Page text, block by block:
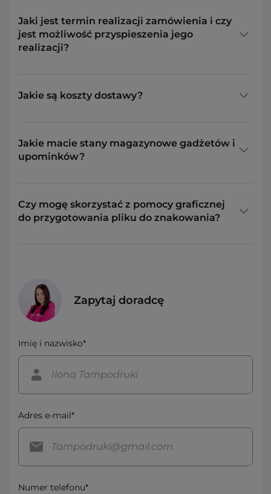
Jaki jest termin realizacji zamówienia i czy
jest możliwość przyspieszenia jego
realizacji?
Jakie są koszty dostawy?
Jakie macie stany magazynowe gadżetów i
upominków?
Czy mogę skorzystać z pomocy graficznej
do przygotowania pliku do znakowania?
Zapytaj doradcę
Imię i nazwisko*
Adres e-mail*
Numer telefonu*